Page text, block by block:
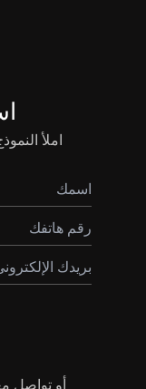
املأ
أو تواصل